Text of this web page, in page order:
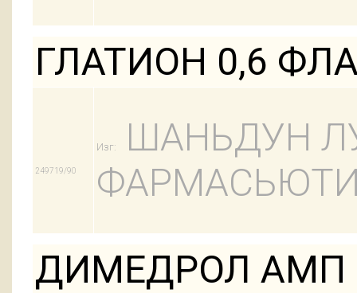
ГЛАТИОН 0,6
249719/90
Изг:
ШАНЬДУН
ДИМЕДРОЛ АМП